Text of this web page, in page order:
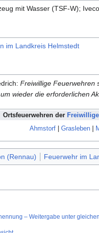
mit Wasser (TSF-W);
im Landkreis Helmstedt
Freiwillige Feuerwehren
wieder die erforderlichen
Ortsfeuerwehren der
Ahmstorf| Grasleben|
(Rennau) Feuerwehr im
– Weitergabe unter